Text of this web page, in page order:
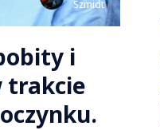
Szmidt
i
trakcie